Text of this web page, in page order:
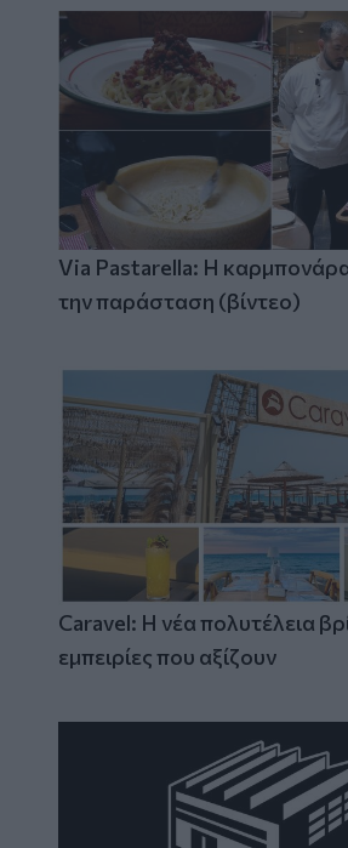
Via Pastarella: Η
την παράσταση (βίντεο)
Caravel: Η νέα πολυτέλεια
εμπειρίες που αξίζουν